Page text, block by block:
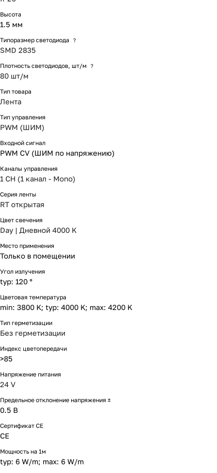
Высота
1.5 мм
Типоразмер светодиода ?
SMD 2835
Плотность светодиодов, шт/м ?
80 шт/м
Тип товара
Лента
Тип управления
PWM (ШИМ)
Входной сигнал
PWM СV (ШИМ по напряжению)
Каналы управления
1 CH (1 канал - Mono)
Серия ленты
RT открытая
Цвет свечения
Day | Дневной 4000 K
Место применения
Только в помещении
Угол излучения
typ: 120 °
Цветовая температура
min: 3800 K; typ: 4000 K; max: 4200 K
Тип герметизации
Без герметизации
Индекс цветопередачи
>85
Напряжение питания
24 V
Предельное отклонение напряжения ±
0.5 В
Сертификат CE
CE
Мощность на 1м
typ: 6 W/m; max: 6 W/m